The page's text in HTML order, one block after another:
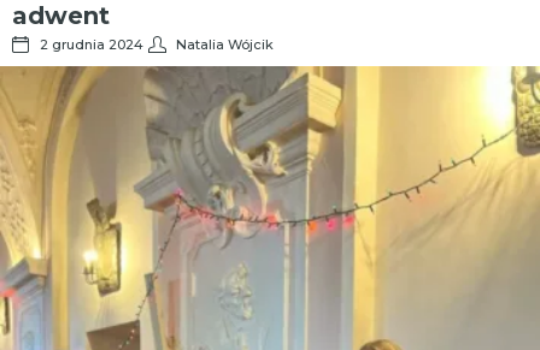
adwent
2 grudnia 2024 Natalia Wójcik